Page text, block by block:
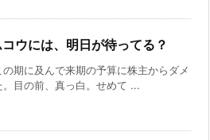
ウには、明日が待ってる？
期に及んで来期の予算に株主からダメ
。目の前、真っ白。せめて ...